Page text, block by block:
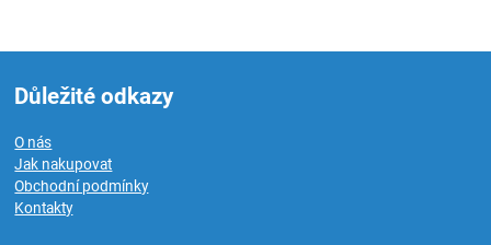
Důležité odkazy
O nás
Jak nakupovat
Obchodní podmínky
Kontakty